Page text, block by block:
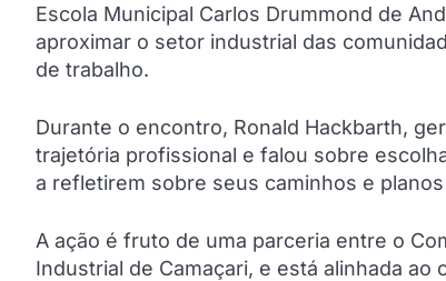
Escola Municipal Carlos Drummond de
aproximar o setor industrial das
de trabalho.
Durante o encontro, Ronald Hackbarth,
trajetória profissional e falou sobre
a refletirem sobre seus caminhos e
A ação é fruto de uma parceria entre o
Industrial de Camaçari, e está alinhada